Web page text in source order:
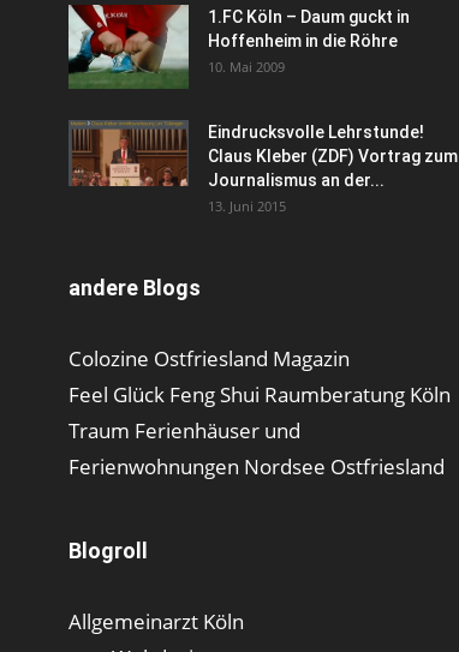
1.FC Köln – Daum guckt in
Hoffenheim in die Röhre
10. Mai 2009
Eindrucksvolle Lehrstunde!
Claus Kleber (ZDF) Vortrag zum
Journalismus an der...
13. Juni 2015
andere Blogs
Colozine Ostfriesland Magazin
Feel Glück Feng Shui Raumberatung Köln
Traum Ferienhäuser und
Ferienwohnungen Nordsee Ostfriesland
Blogroll
Allgemeinarzt Köln